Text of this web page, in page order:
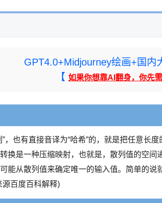
GPT4.0+Midjourney绘画+国内
【 如果你想靠AI翻身，你先
”，也有直接音译为“哈希”的，就是把任意长
换是一种压缩映射，也就是，散列值的空
能从散列值来确定唯一的输入值。简单的
百度百科解释)